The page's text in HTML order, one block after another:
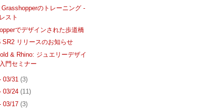
Grasshopperのトレーニング -
スト
でデザインされた歩道橋
SR2 リリースのお知らせ
& Rhino: ジュエリーデザイ
門セミナー
03/31 (3)
03/24 (11)
03/17 (3)